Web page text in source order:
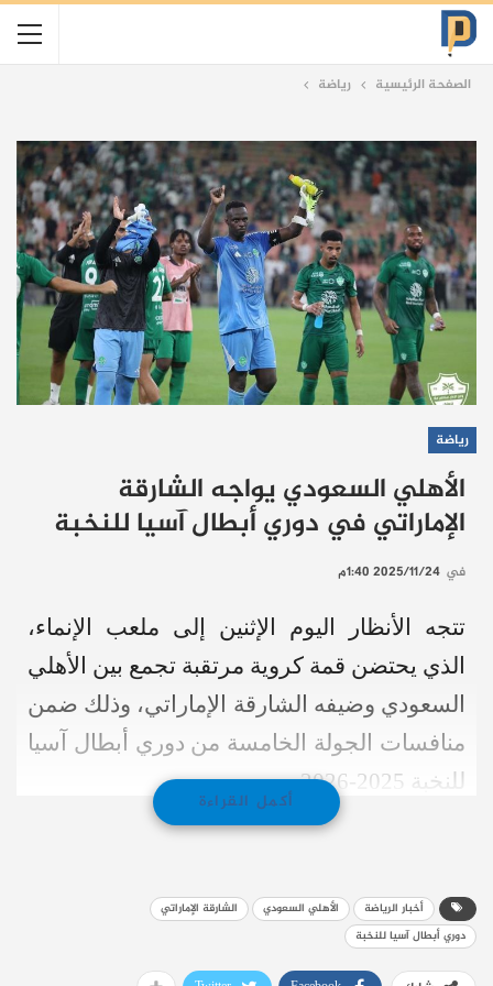
الصفحة الرئيسية رياضة
رياضة
الأهلي السعودي يواجه الشارقة
الإماراتي في دوري أبطال آسيا للنخبة
في 2025/11/24 1:40م
تتجه الأنظار اليوم الإثنين إلى ملعب الإنماء،
الذي يحتضن قمة كروية مرتقبة تجمع بين الأهلي
السعودي وضيفه الشارقة الإماراتي، وذلك ضمن
منافسات الجولة الخامسة من دوري أبطال آسيا
للنخبة 2025-2026.
تُعد المباراة حاسمة للأهلي الذي يسعى للقفز
عن نقاط ثمينة لتحسين موقعه في المنطقة
المؤهلة.
أكمل القراءة
أخبار الرياضة الأهلي السعودي
الشارقة الإماراتي
دوري أبطال آسيا للنخبة